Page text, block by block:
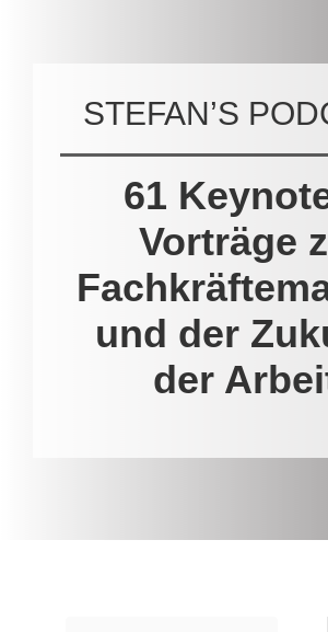
STEFAN’S
61
Vorträge
und der
der